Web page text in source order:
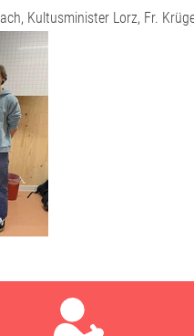
Kultusminister Lorz, Fr.